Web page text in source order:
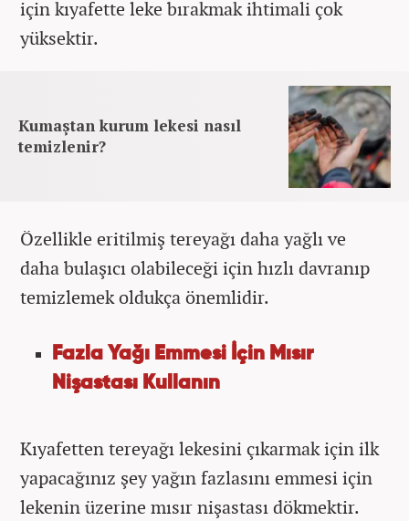
için kıyafette leke bırakmak ihtimali çok
yüksektir.
Kumaştan kurum lekesi nasıl
temizlenir?
Özellikle eritilmiş tereyağı daha yağlı ve
daha bulaşıcı olabileceği için hızlı davranıp
temizlemek oldukça önemlidir.
Fazla Yağı Emmesi İçin Mısır
Nişastası Kullanın
Kıyafetten tereyağı lekesini çıkarmak için ilk
yapacağınız şey yağın fazlasını emmesi için
lekenin üzerine mısır nişastası dökmektir.